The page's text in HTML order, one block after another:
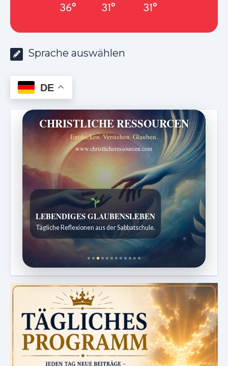
36° 31° 31°
Sprache auswählen
DE
CHRISTLICHE RESSOURCEN
Entdecken. Verstehen. Glauben.
www.christlicheressourcen.com
Bibelgeschichten zum Staunen
Kindergeschichten für 7 bis 12 Jahre.